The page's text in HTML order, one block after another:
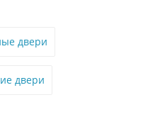
двери
двери